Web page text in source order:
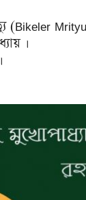
(Bikeler
।